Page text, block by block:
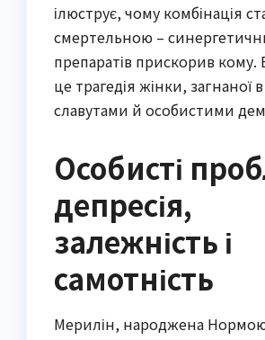
ілюструє, чому комбінація
смертельною –
препаратів прискорив кому.
це трагедія жінки, загнаної
славутами й особистими
Особисті
депресія,
залежність і
самотність
Мерилін, народжена